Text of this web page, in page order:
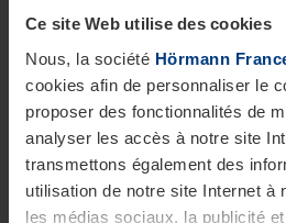
Ce site Web utilise des cookies
Nous, la société Hörmann
cookies afin de personnaliser le
proposer des fonctionnalités de
analyser les accès à notre site
transmettons également des
utilisation de notre site Internet à
les médias sociaux, la publicité et